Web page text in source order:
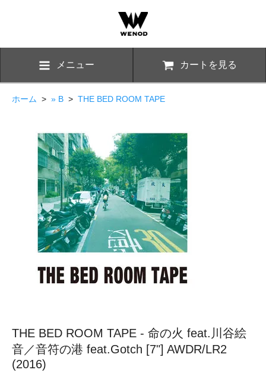
メニュー カートを見る
ホーム > » B > THE BED ROOM TAPE
THE BED ROOM TAPE - 命の火 feat.川谷絵
音／音符の港 feat.Gotch [7"] AWDR/LR2
(2016)